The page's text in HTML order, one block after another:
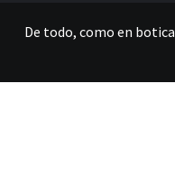
De todo, como en botica